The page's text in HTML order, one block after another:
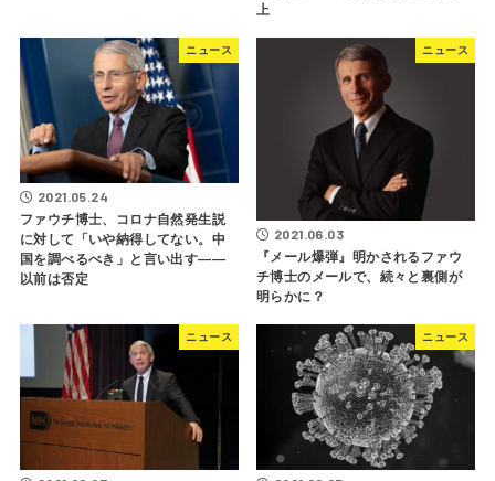
上
ニュース
2021.05.24
ファウチ博士、コロナ自然発生説
に対して「いや納得してない。中
国を調べるべき」と言い出す――
以前は否定
ニュース
2021.06.03
『メール爆弾』明かされるファウ
チ博士のメールで、続々と裏側が
明らかに？
ニュース ニュース